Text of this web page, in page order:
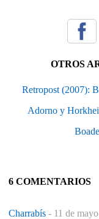
OTROS
Retropost (2007):
Adorno y
6 COMENTARIOS
Charrabís - 11 de